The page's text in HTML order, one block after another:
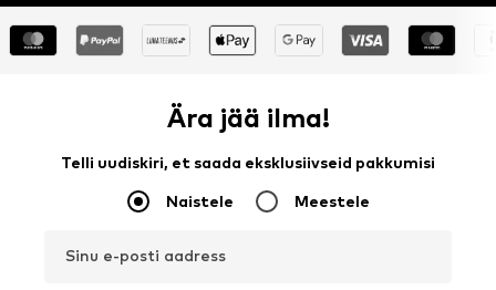
Ära jää ilma!
Telli uudiskiri, et saada eksklusiivseid pakkumisi
Naistele Meestele
Sinu e-posti aadress